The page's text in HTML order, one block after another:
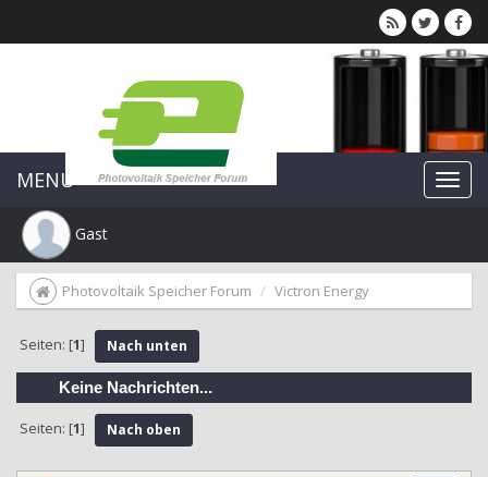
MENU
Gast
Photovoltaik Speicher Forum Victron Energy
Seiten: [1] Nach unten
Keine Nachrichten...
Seiten: [1] Nach oben